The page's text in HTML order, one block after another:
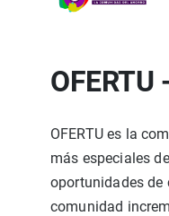
OFERTU es la
más especiales
oportunidades de
comunidad